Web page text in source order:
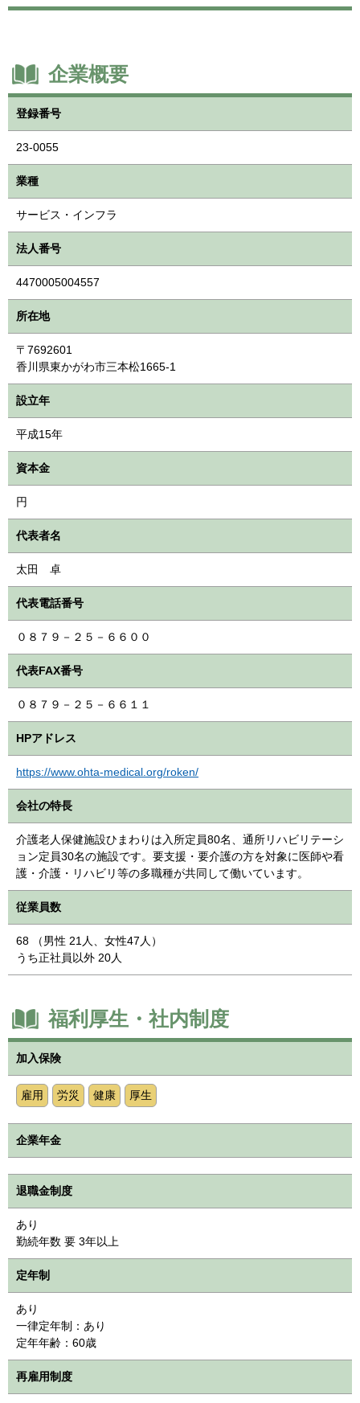
企業概要
登録番号
23-0055
業種
サービス・インフラ
法人番号
4470005004557
所在地
〒7692601
香川県東かがわ市三本松1665-1
設立年
平成15年
資本金
円
代表者名
太田 卓
代表電話番号
０８７９－２５－６６００
代表FAX番号
０８７９－２５－６６１１
HPアドレス
https://www.ohta-medical.org/roken/
会社の特長
介護老人保健施設ひまわりは入所定員80名、通所リハビリテーシ
ョン定員30名の施設です。要支援・要介護の方を対象に医師や看
護・介護・リハビリ等の多職種が共同して働いています。
従業員数
68 （男性 21人、女性47人）
うち正社員以外 20人
福利厚生・社内制度
加入保険
雇用 労災 健康 厚生
企業年金
退職金制度
あり
勤続年数 要 3年以上
定年制
あり
一律定年制：あり
定年年齢：60歳
再雇用制度